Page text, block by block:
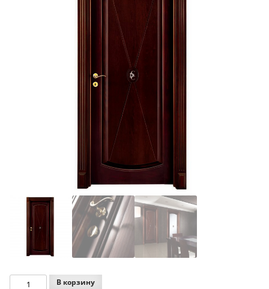
КоличествоВ корзину